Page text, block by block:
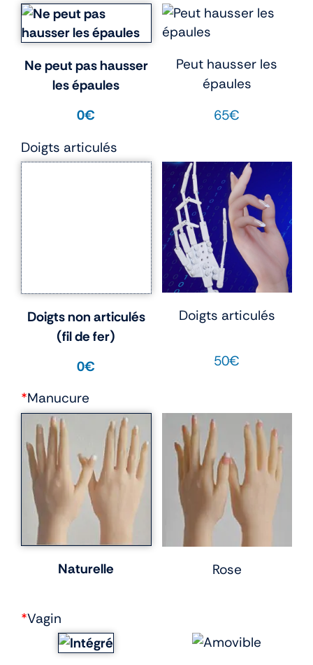
Ne peut pas hausser
les épaules
0€
Peut hausser les
épaules
65€
Doigts articulés
Doigts non articulés
(fil de fer)
0€
Doigts articulés
50€
*Manucure
Naturelle Rose
*Vagin